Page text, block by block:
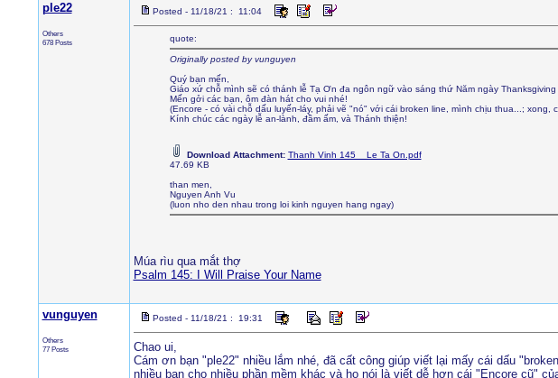
ple22
Others
678 Posts
Posted - 11/18/21 : 11:04
quote:
Originally posted by vunguyen
Quý bạn mến,
Giáo xứ chỗ mình sẽ có thánh lễ Tạ Ơn đa ngôn ngữ vào sáng thứ Năm ngày
Mến gởi các bạn, ôm đàn hát cho vui nhé!
(Encore - có vài chỗ dấu luyến-láy, phải vẽ "nó" với cái broken line, mình chịu thua...; xong,
Kính chúc các ngày lễ an-lành, đầm ấm, và Thánh thiện!
Download Attachment: Thanh Vinh 145__Le Ta On.pdf
47.69 KB
than men,
Nguyen Anh Vu
(luon nho den nhau trong loi kinh nguyen hang ngay)
Múa rìu qua mắt thợ
Psalm 145: I Will Praise Your Name
vunguyen
Others
77 Posts
Posted - 11/18/21 : 19:31
Chao ui,
Cám ơn bạn "ple22" nhiều lắm nhé, đã cất công giúp viết lại mấy cái dấu
nhiều bạn cho nhiều phần mềm khác và họ nói là viết dễ hơn cái "Encore cũ"